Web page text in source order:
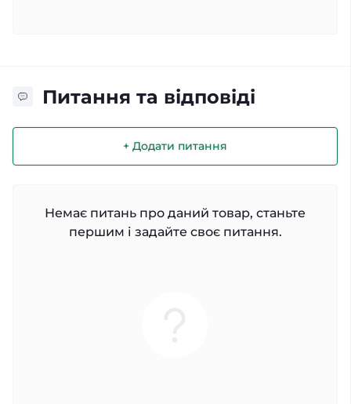
Питання та відповіді
+ Додати питання
Немає питань про даний товар, станьте
першим і задайте своє питання.